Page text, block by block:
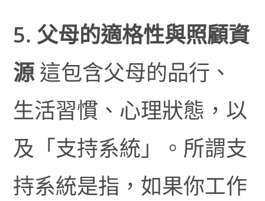
5. 父母的適格性與照顧資
源這包含父母的品行、
生活習慣、心理狀態，以
及「支持系統」。所謂支
持系統是指，如果你工作